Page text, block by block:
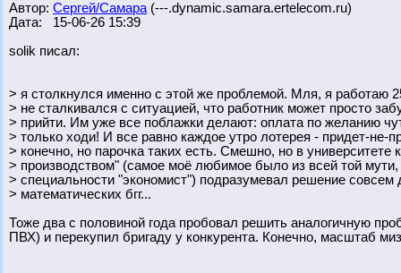
Автор: Сергей/Самара (---.dynamic.samara.ertelecom.ru)
Дата: 15-06-26 15:39
solik писал:
> я столкнулся именно с этой же проблемой. Мля, я работаю
> не сталкивался с ситуацией, что работник может просто
> прийти. Им уже все поблажки делают: оплата по желанию
> только ходи! И все равно каждое утро лотерея - придет-не-
> конечно, но парочка таких есть. Смешно, но в университете
> производством" (самое моё любимое было из всей той мути,
> специальности "экономист") подразумевал решение совсем
> математических бгг...
Тоже два с половиной года пробовал решить аналогичную
ПВХ) и перекупил бригаду у конкурента. Конечно, масштаб